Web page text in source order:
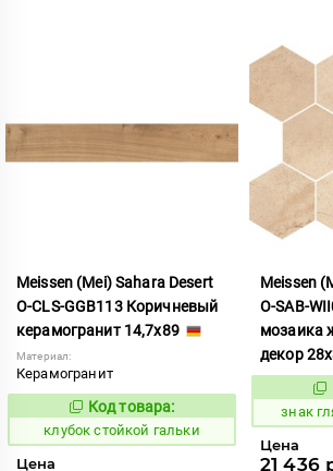
Meissen (Mei) Sahara Desert
O-CLS-GGB113 Коричневый
керамогранит 14,7x89
Материал:
Керамогранит
668515
Код товара:
клубок стойкой гальки
Цена
Meissen
O-SAB-
мозаика
декор
знак
Цена
21 436